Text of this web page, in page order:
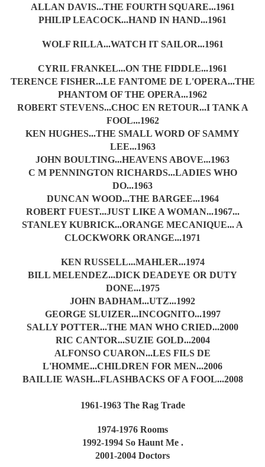
ALLAN DAVIS...THE FOURTH SQUARE...1961
PHILIP LEACOCK...HAND IN HAND...1961
WOLF RILLA...WATCH IT SAILOR...1961
CYRIL FRANKEL...ON THE FIDDLE...1961
TERENCE FISHER...LE FANTOME DE L'OPERA...THE
PHANTOM OF THE OPERA...1962
ROBERT STEVENS...CHOC EN RETOUR...I TANK A
FOOL...1962
KEN HUGHES...THE SMALL WORD OF SAMMY
LEE...1963
JOHN BOULTING...HEAVENS ABOVE...1963
C M PENNINGTON RICHARDS...LADIES WHO
DO...1963
DUNCAN WOOD...THE BARGEE...1964
ROBERT FUEST...JUST LIKE A WOMAN...1967...
STANLEY KUBRICK...ORANGE MECANIQUE... A
CLOCKWORK ORANGE...1971
KEN RUSSELL...MAHLER...1974
BILL MELENDEZ...DICK DEADEYE OR DUTY
DONE...1975
JOHN BADHAM...UTZ...1992
GEORGE SLUIZER...INCOGNITO...1997
SALLY POTTER...THE MAN WHO CRIED...2000
RIC CANTOR...SUZIE GOLD...2004
ALFONSO CUARON...LES FILS DE
L'HOMME...CHILDREN FOR MEN...2006
BAILLIE WASH...FLASHBACKS OF A FOOL...2008
1961-1963 The Rag Trade
1974-1976 Rooms
1992-1994 So Haunt Me .
2001-2004 Doctors